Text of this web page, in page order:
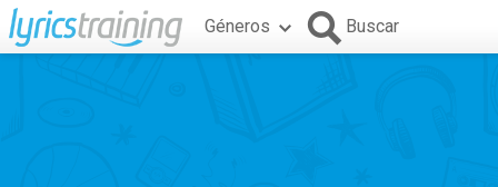
Géneros Buscar